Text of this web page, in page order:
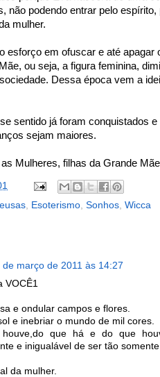
não podendo entrar pelo espírito,
mulher.
esforço em ofuscar e até apagar
ou seja, a figura feminina,
Dessa época vem a
sentido já foram conquistados
sejam maiores.
Mulheres, filhas da Grande
Esoterismo Sonhos Wicca
de março de 2011 às 14:27
VOCÊ1
e ondular campos e flores.
e inebriar o mundo de mil cores.
que há e do que
e inigualável de ser tão
da mulher.